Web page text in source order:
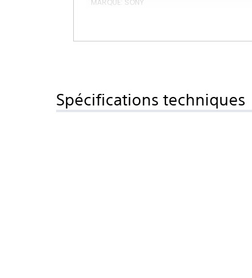
MARQUE: SONY
Spécifications techniques